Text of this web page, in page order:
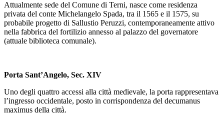
Attualmente sede del Comune di Terni, nasce come residenza
privata del conte Michelangelo Spada, tra il 1565 e il 1575, su
probabile progetto di Sallustio Peruzzi, contemporaneamente attivo
nella fabbrica del fortilizio annesso al palazzo del governatore
(attuale biblioteca comunale).
Porta Sant’Angelo, Sec. XIV
Uno degli quattro accessi alla città medievale, la porta rappresentava
l’ingresso occidentale, posto in corrispondenza del decumanus
maximus della città.